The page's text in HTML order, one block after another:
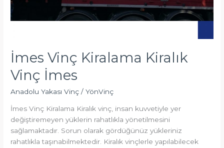
İmes Vinç Kiralama Kiralık
Vinç İmes
Anadolu Yakası Vinç /YönVinç
İmes Vinç Kiralama Kiralık vinç, insan kuvvetiyle yer
değiştiremeyen yüklerin rahatlıkla yönetilmesini
sağlamaktadır. Sorun olarak gördüğünüz yükleriniz
rahatlıkla taşınabilmektedir. Kiralık vinçlerle yapılabilecek